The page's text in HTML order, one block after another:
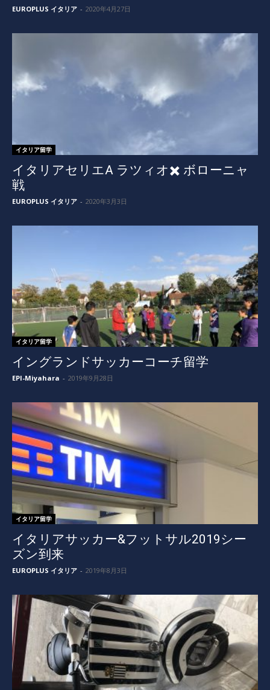
EUROPLUS イタリア - 2020年4月27日
イタリア留学
イタリアセリエA ラツィオ✖️ ボローニャ
戦
EUROPLUS イタリア - 2020年3月3日
イタリア留学
イングランドサッカーコーチ留学
EPI-Miyahara - 2019年9月28日
イタリア留学
イタリアサッカー&フットサル2019シー
ズン到来
EUROPLUS イタリア - 2019年8月3日